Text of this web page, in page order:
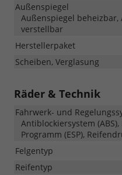
Außenspiegel
Außenspiegel
verstellbar
Herstellerpaket
Scheiben, Verglasung
Räder & Technik
Fahrwerk- und
Antiblockiersystem
Programm (ESP),
Felgentyp
Reifentyp